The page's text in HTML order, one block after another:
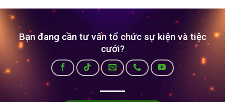
Bạn đang cần tư vấn tổ chức sự kiện và tiệc
cưới?